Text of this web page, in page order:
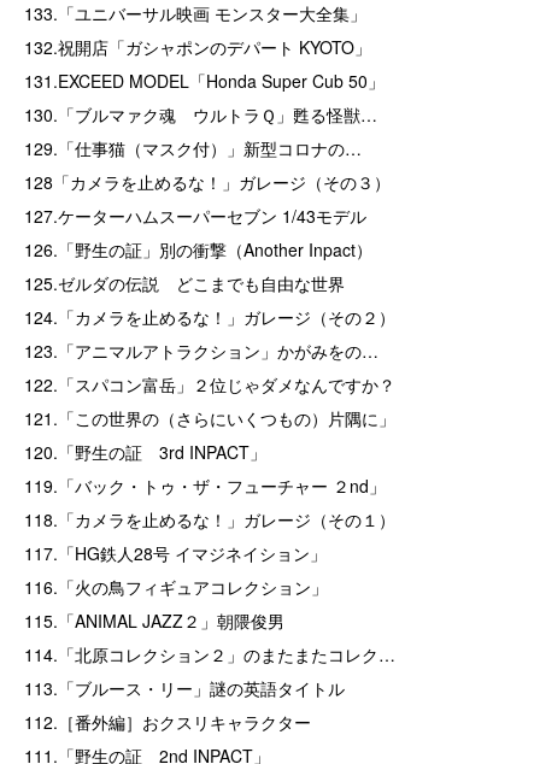
133.「ユニバーサル映画 モンスター大全集」
132.祝開店「ガシャポンのデパート KYOTO」
131.EXCEED MODEL「Honda Super Cub 50」
130.「ブルマァク魂 ウルトラＱ」甦る怪獣…
129.「仕事猫（マスク付）」新型コロナの…
128「カメラを止めるな！」ガレージ（その３）
127.ケーターハムスーパーセブン 1/43モデル
126.「野生の証」別の衝撃（Another Inpact）
125.ゼルダの伝説 どこまでも自由な世界
124.「カメラを止めるな！」ガレージ（その２）
123.「アニマルアトラクション」かがみをの…
122.「スパコン富岳」２位じゃダメなんですか？
121.「この世界の（さらにいくつもの）片隅に」
120.「野生の証 3rd INPACT」
119.「バック・トゥ・ザ・フューチャー ２nd」
118.「カメラを止めるな！」ガレージ（その１）
117.「HG鉄人28号 イマジネイション」
116.「火の鳥フィギュアコレクション」
115.「ANIMAL JAZZ２」朝隈俊男
114.「北原コレクション２」のまたまたコレク…
113.「ブルース・リー」謎の英語タイトル
112.［番外編］おクスリキャラクター
111.「野生の証 2nd INPACT」